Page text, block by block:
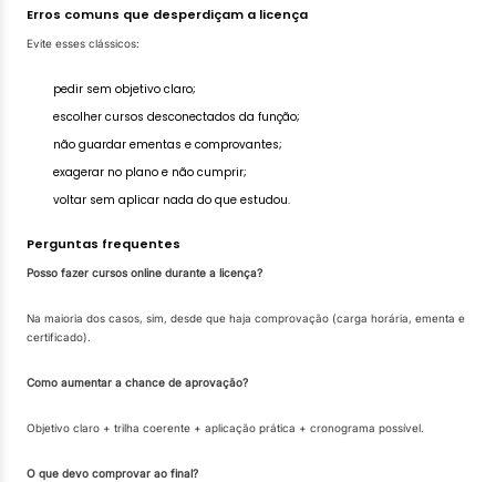
Erros comuns que desperdiçam a licença
Evite esses clássicos:
pedir sem objetivo claro;
escolher cursos desconectados da função;
não guardar ementas e comprovantes;
exagerar no plano e não cumprir;
voltar sem aplicar nada do que estudou.
Perguntas frequentes
Posso fazer cursos online durante a licença?
Na maioria dos casos, sim, desde que haja comprovação (carga horária, ementa e
certificado).
Como aumentar a chance de aprovação?
Objetivo claro + trilha coerente + aplicação prática + cronograma possível.
O que devo comprovar ao final?